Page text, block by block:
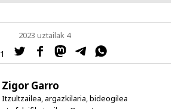
1
2023 uztailak 4
Zigor Garro
Itzultzailea, argazkilaria, bideogilea